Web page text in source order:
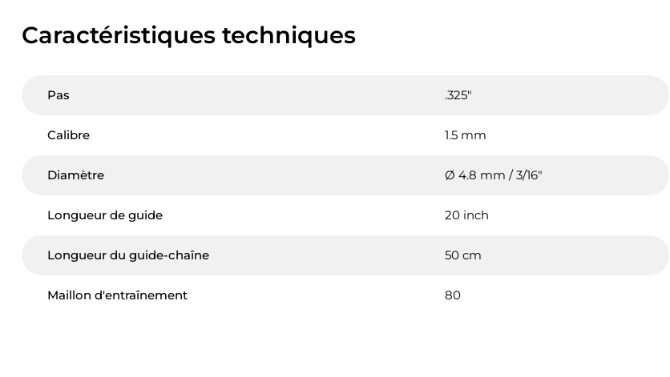
Caractéristiques techniques
Pas .325"
Calibre 1.5 mm
Diamètre Ø 4.8 mm / 3/16"
Longueur de guide 20 inch
Longueur du guide-chaîne 50 cm
Maillon d'entraînement 80